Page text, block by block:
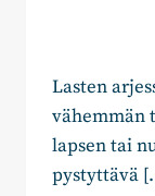
Lasten
vähemmän
lapsen tai
pystyttävä